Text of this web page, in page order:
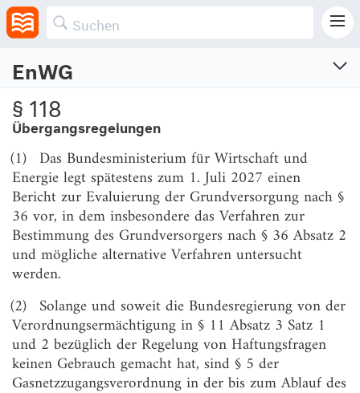
EnWG
Gesetz über die Elektrizitäts- und Gasversorgung
Zuletzt geändert am 23.7.2026 (BGBl. I S. Nr. 226)
Teil 1
Allgemeine Vorschriften
§ 1
Zweck und Ziele des Gesetzes
§ 1a
Grundsätze des Strommarktes
§ 2
Aufgaben der Energieversorgungsunternehmen
§ 3
Begriffsbestimmungen
§ 3a
Verhältnis zum Eisenbahnrecht
allgemeine Interesse an deren Bekanntgabe überwiegt.
§ 118
Übergangsregelungen
(1) Das Bundesministerium für Wirtschaft und
Energie legt spätestens zum 1. Juli 2027 einen
Bericht zur Evaluierung der Grundversorgung nach §
36 vor, in dem insbesondere das Verfahren zur
Bestimmung des Grundversorgers nach § 36 Absatz 2
und mögliche alternative Verfahren untersucht
werden.
(2) Solange und soweit die Bundesregierung von der
Verordnungsermächtigung in § 11 Absatz 3 Satz 1
und 2 bezüglich der Regelung von Haftungsfragen
keinen Gebrauch gemacht hat, sind § 5 der
Gasnetzzugangsverordnung in der bis zum Ablauf des